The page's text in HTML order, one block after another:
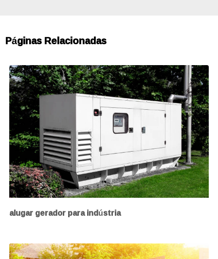
Páginas Relacionadas
alugar gerador para indústria